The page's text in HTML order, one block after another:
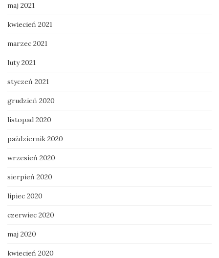
maj 2021
kwiecień 2021
marzec 2021
luty 2021
styczeń 2021
grudzień 2020
listopad 2020
październik 2020
wrzesień 2020
sierpień 2020
lipiec 2020
czerwiec 2020
maj 2020
kwiecień 2020